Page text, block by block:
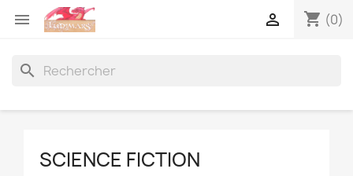
 shopping_cart (0)

search
SCIENCE FICTION